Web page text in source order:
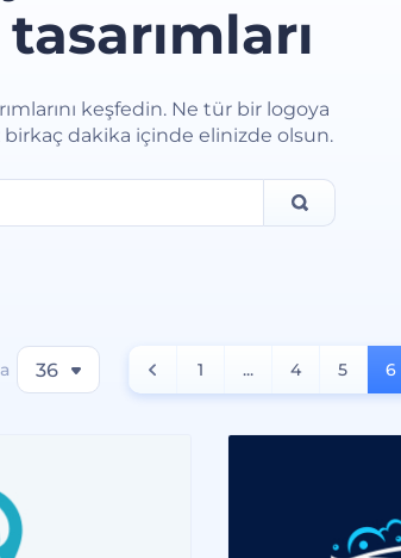
keşfedin. Ne tür bir logoya
dakika içinde elinizde olsun.
36 1 ... 4 5 6